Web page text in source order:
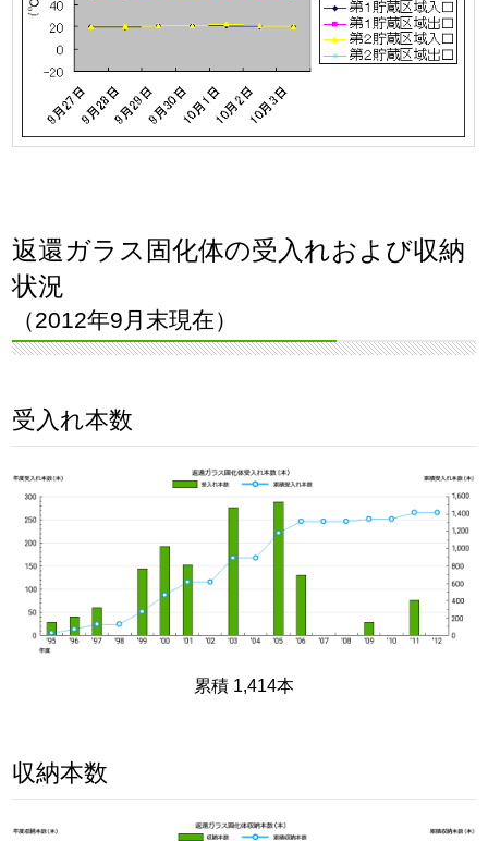
返還ガラス固化体の受入れおよび収納
状況
（2012年9月末現在）
受入れ本数
累積 1,414本
収納本数